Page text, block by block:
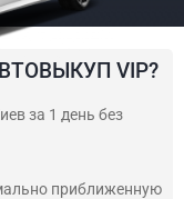
VIP?
за 1 день без
приближенную